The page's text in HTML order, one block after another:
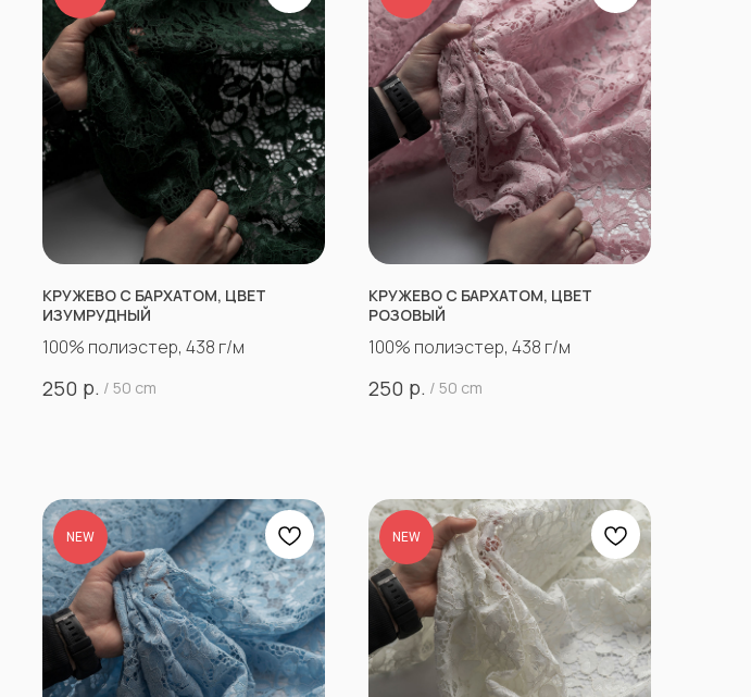
КРУЖЕВО С БАРХАТОМ, ЦВЕТ
ИЗУМРУДНЫЙ
100% полиэстер, 438 г/м
250 р. / 50 cm
КРУЖЕВО С БАРХАТОМ, ЦВЕТ
РОЗОВЫЙ
100% полиэстер, 438 г/м
250 р. / 50 cm
NEW NEW